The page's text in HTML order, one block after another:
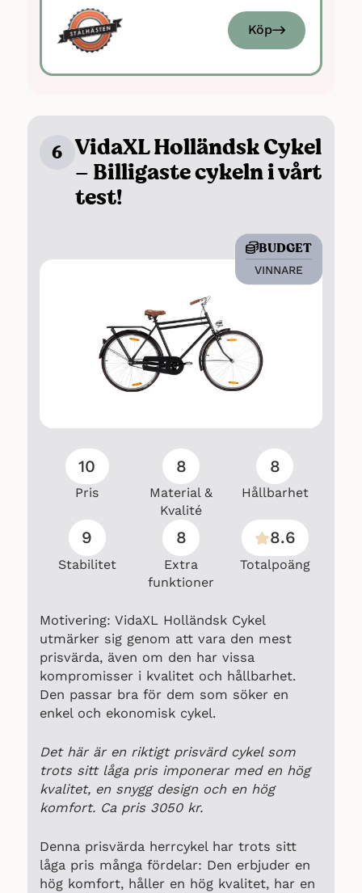
Maxvikt: 120 kg
Köp
6 VidaXL Holländsk Cykel
– Billigaste cykeln i vårt
test!
BUDGET
VINNARE
10
Pris
8
Material &
Kvalité
8
Hållbarhet
9
Stabilitet
8
Extra
funktioner
8.6
Totalpoäng
Motivering: VidaXL Holländsk Cykel
utmärker sig genom att vara den mest
prisvärda, även om den har vissa
kompromisser i kvalitet och hållbarhet.
Den passar bra för dem som söker en
enkel och ekonomisk cykel.
Det här är en riktigt prisvärd cykel som
trots sitt låga pris imponerar med en hög
kvalitet, en snygg design och en hög
komfort. Ca pris 3050 kr.
Denna prisvärda herrcykel har trots sitt
låga pris många fördelar: Den erbjuder en
hög komfort, håller en hög kvalitet, har en